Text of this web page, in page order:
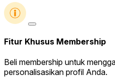
Fitur Khusus Membership
Beli membership untuk
personalisasikan profil Anda.